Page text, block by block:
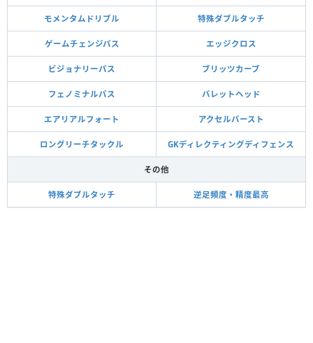
モメンタムドリブル 特殊ダブルタッチ
ゲームチェンジパス エッジクロス
ビジョナリーパス ブリッツカーブ
フェノミナルパス バレットヘッド
エアリアルフォート アクセルバースト
ロングリーチタックル GKディレクティングディフェンス
その他
特殊ダブルタッチ 逆足頻度・精度最高